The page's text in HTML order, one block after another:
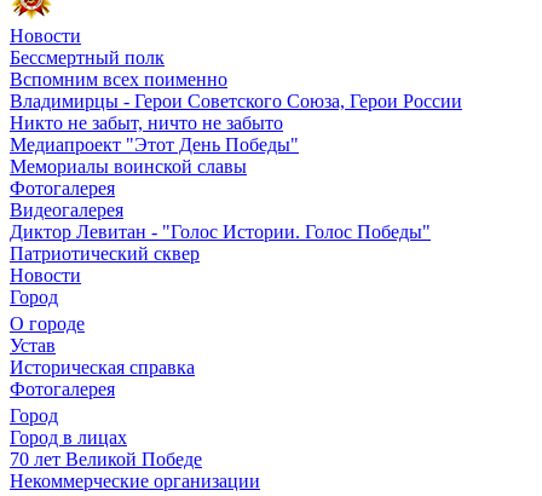
Новости
Бессмертный полк
Вспомним всех поименно
Владимирцы - Герои Советского Союза, Герои России
Никто не забыт, ничто не забыто
Медиапроект "Этот День Победы"
Мемориалы воинской славы
Фотогалерея
Видеогалерея
Диктор Левитан - "Голос Истории. Голос Победы"
Патриотический сквер
Новости
Город
О городе
Устав
Историческая справка
Фотогалерея
Город
Город в лицах
70 лет Великой Победе
Некоммерческие организации